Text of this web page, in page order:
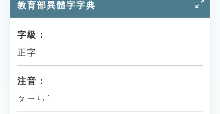
貓頭鷹博士
教育部異體字字典
字級：
正字
注音：
ㄆㄧㄣˊ